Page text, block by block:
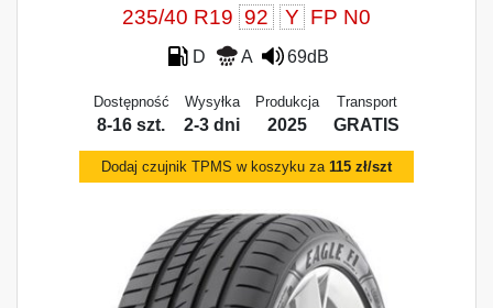
235/40 R19 92 Y FP N0
D A 69dB
Dostępność
8-16 szt.
Wysyłka
2-3 dni
Produkcja
2025
Transport
GRATIS
Dodaj czujnik TPMS w koszyku za 115 zł/szt